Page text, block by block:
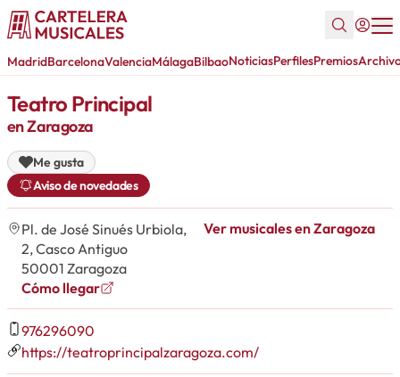
MadridBarcelonaValenciaMálagaBilbaoNoticiasPerfilesPremios
Teatro Principal
en Zaragoza
Me gusta
Aviso de novedades
Pl. de José Sinués Urbiola,
2, Casco Antiguo
50001 Zaragoza
Cómo llegar
Ver musicales en Zaragoza
976296090
https://teatroprincipalzaragoza.com/